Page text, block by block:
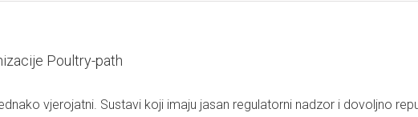
Poultry-path
vjerojatni. Sustavi koji imaju jasan regulatorni nadzor i dovoljno